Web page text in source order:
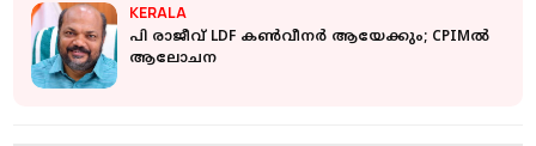
KERALA
പി രാജീവ് LDF കണ്‍വീനര്‍ ആയേക്കും; CPIMല്‍
ആലോചന